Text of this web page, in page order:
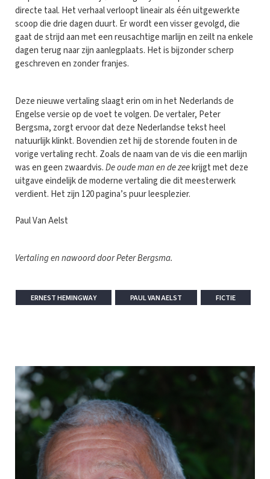
directe taal. Het verhaal verloopt lineair als één uitgewerkte
scoop die drie dagen duurt. Er wordt een visser gevolgd, die
gaat de strijd aan met een reusachtige marlijn en zeilt na enkele
dagen terug naar zijn aanlegplaats. Het is bijzonder scherp
geschreven en zonder franjes.
Deze nieuwe vertaling slaagt erin om in het Nederlands de
Engelse versie op de voet te volgen. De vertaler, Peter
Bergsma, zorgt ervoor dat deze Nederlandse tekst heel
natuurlijk klinkt. Bovendien zet hij de storende fouten in de
vorige vertaling recht. Zoals de naam van de vis die een marlijn
was en geen zwaardvis.De oude man en de zeekrijgt met deze
uitgave eindelijk de moderne vertaling die dit meesterwerk
verdient. Het zijn 120 pagina’s puur leesplezier.
Paul Van Aelst
Vertaling en nawoord door Peter Bergsma.
ERNEST HEMINGWAY PAUL VAN AELST FICTIE